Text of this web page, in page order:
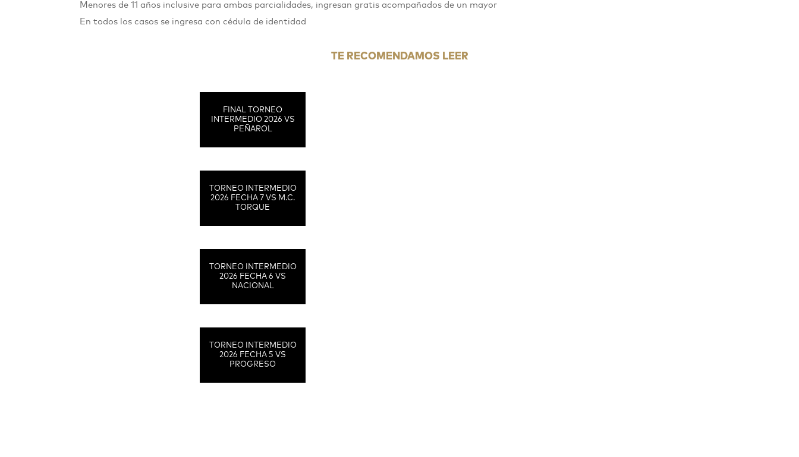
Menores de 11 años inclusive para ambas parcialidades, ingresan gratis acompañados de un mayor
En todos los casos se ingresa con cédula de identidad
TE RECOMENDAMOS LEER
FINAL TORNEO
INTERMEDIO 2026 VS
PEÑAROL
TORNEO INTERMEDIO
2026 FECHA 7 VS M.C.
TORQUE
TORNEO INTERMEDIO
2026 FECHA 6 VS
NACIONAL
TORNEO INTERMEDIO
2026 FECHA 5 VS
PROGRESO